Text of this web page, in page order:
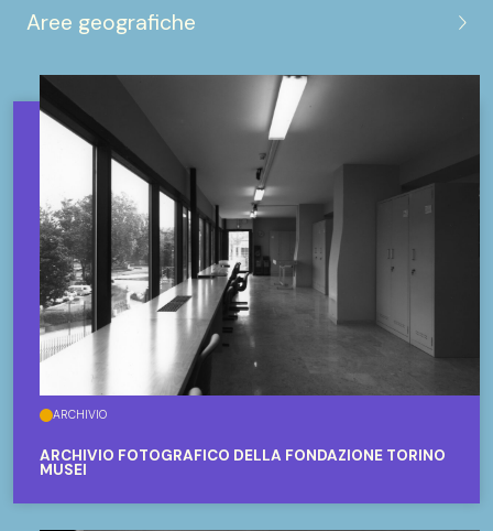
Aree geografiche
ARCHIVIO
ARCHIVIO FOTOGRAFICO DELLA FONDAZIONE TORINO
MUSEI